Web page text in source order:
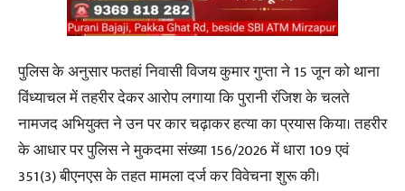
पुलिस के अनुसार फतहां निवासी विजय कुमार गुप्ता ने 15 जून को थाना
विंध्याचल में तहरीर देकर आरोप लगाया कि पुरानी रंजिश के चलते
नामजद अभियुक्त ने उन पर कार चढ़ाकर हत्या का प्रयास किया। तहरीर
के आधार पर पुलिस ने मुकदमा संख्या 156/2026 में धारा 109 एवं
351(3) बीएनएस के तहत मामला दर्ज कर विवेचना शुरू की।